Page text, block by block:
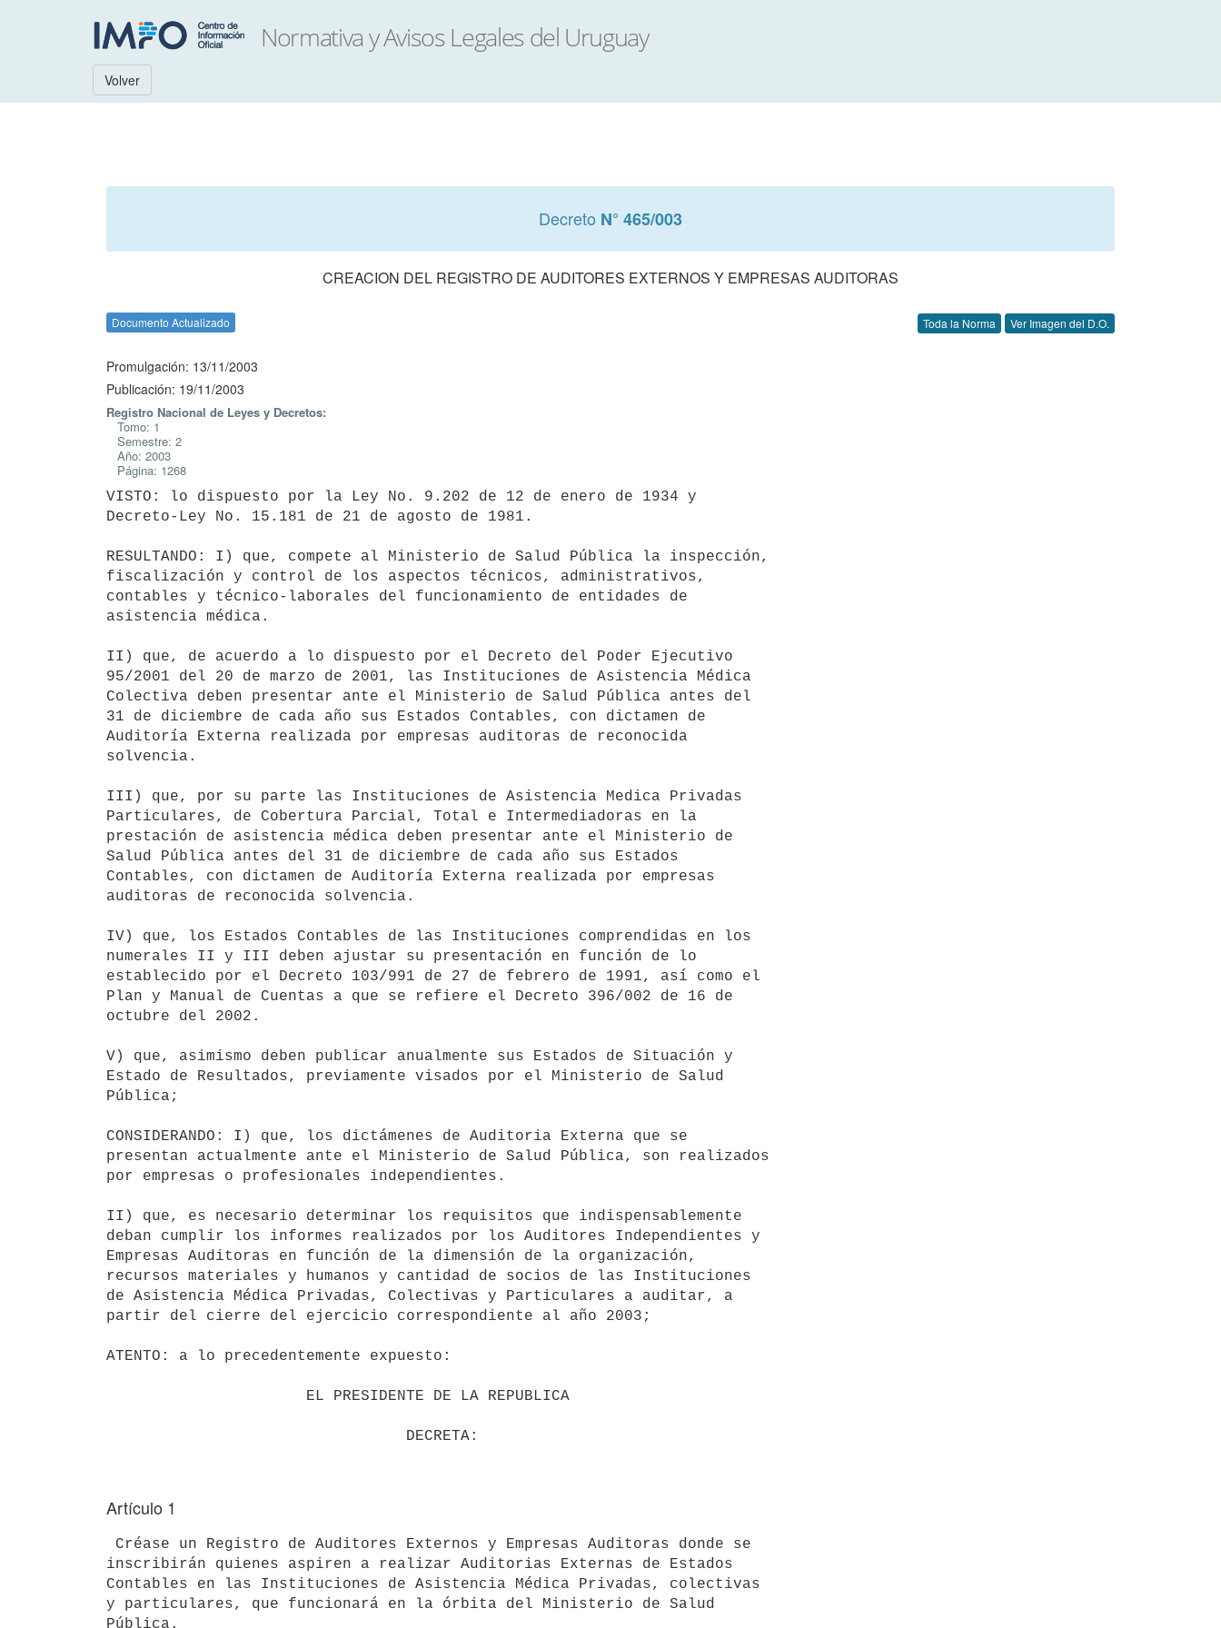
Volver
Decreto N° 465/003
CREACION DEL REGISTRO DE AUDITORES EXTERNOS Y EMPRESAS AUDITORAS
Documento Actualizado Toda la Norma Ver Imagen del D.O.
Promulgación: 13/11/2003
Publicación: 19/11/2003
Registro Nacional de Leyes y Decretos:
Tomo: 1
Semestre: 2
Año: 2003
Página: 1268
VISTO: lo dispuesto por la Ley No. 9.202 de 12 de enero de 1934 y
Decreto-Ley No. 15.181 de 21 de agosto de 1981.
RESULTANDO: I) que, compete al Ministerio de Salud Pública la inspección,
fiscalización y control de los aspectos técnicos, administrativos,
contables y técnico-laborales del funcionamiento de entidades de
asistencia médica.
II) que, de acuerdo a lo dispuesto por el Decreto del Poder Ejecutivo
95/2001 del 20 de marzo de 2001, las Instituciones de Asistencia Médica
Colectiva deben presentar ante el Ministerio de Salud Pública antes del
31 de diciembre de cada año sus Estados Contables, con dictamen de
Auditoría Externa realizada por empresas auditoras de reconocida
solvencia.
III) que, por su parte las Instituciones de Asistencia Medica Privadas
Particulares, de Cobertura Parcial, Total e Intermediadoras en la
prestación de asistencia médica deben presentar ante el Ministerio de
Salud Pública antes del 31 de diciembre de cada año sus Estados
Contables, con dictamen de Auditoría Externa realizada por empresas
auditoras de reconocida solvencia.
IV) que, los Estados Contables de las Instituciones comprendidas en los
numerales II y III deben ajustar su presentación en función de lo
establecido por el Decreto 103/991 de 27 de febrero de 1991, así como el
Plan y Manual de Cuentas a que se refiere el Decreto 396/002 de 16 de
octubre del 2002.
V) que, asimismo deben publicar anualmente sus Estados de Situación y
Estado de Resultados, previamente visados por el Ministerio de Salud
Pública;
CONSIDERANDO: I) que, los dictámenes de Auditoria Externa que se
presentan actualmente ante el Ministerio de Salud Pública, son realizados
por empresas o profesionales independientes.
II) que, es necesario determinar los requisitos que indispensablemente
deban cumplir los informes realizados por los Auditores Independientes y
Empresas Auditoras en función de la dimensión de la organización,
recursos materiales y humanos y cantidad de socios de las Instituciones
de Asistencia Médica Privadas, Colectivas y Particulares a auditar, a
partir del cierre del ejercicio correspondiente al año 2003;
ATENTO: a lo precedentemente expuesto:
Artículo 1
inscribirán quienes aspiren a realizar Auditorias Externas de Estados
Contables en las Instituciones de Asistencia Médica Privadas, colectivas
y particulares, que funcionará en la órbita del Ministerio de Salud